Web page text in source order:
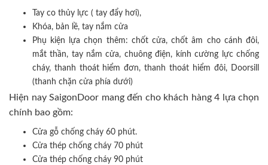
Tay co thủy lực ( tay đẩy hơi),
Khóa, bản lề, tay nắm cửa
Phụ kiện lựa chọn thêm: chốt cửa, chốt âm cho cánh đôi,
mắt thần, tay nắm cửa, chuông điện, kính cường lực chống
cháy, thanh thoát hiểm đơn, thanh thoát hiểm đôi, Doorsill
(thanh chặn cửa phía dưới)
Hiện nay SaigonDoor mang đến cho khách hàng 4 lựa chọn
chính bao gồm:
Cửa gỗ chống cháy 60 phút.
Cửa thép chống cháy 70 phút
Cửa thép chống cháy 90 phút